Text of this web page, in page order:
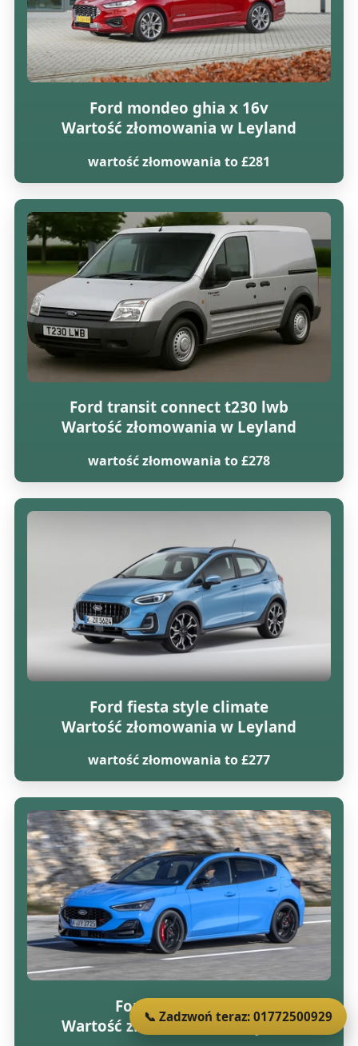
Ford mondeo ghia x 16v
Wartość złomowania w Leyland
wartość złomowania to £281
Ford transit connect t230 lwb
Wartość złomowania w Leyland
wartość złomowania to £278
Ford fiesta style climate
Wartość złomowania w Leyland
wartość złomowania to £277
Ford focus lx tdci
Wartość złomowania w Leyland
📞 Zadzwoń teraz: 01772500929